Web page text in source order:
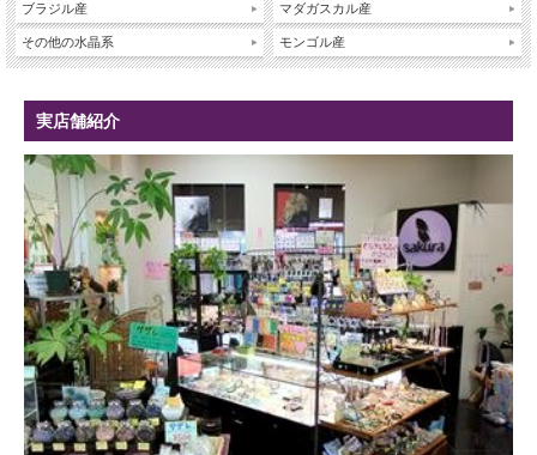
ブラジル産
その他の水晶系
マダガスカル産
モンゴル産
実店舗紹介